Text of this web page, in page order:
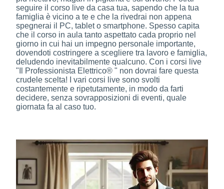
seguire il corso live da casa tua, sapendo che la tua
famiglia è vicino a te e che la rivedrai non appena
spegnerai il PC, tablet o smartphone. Spesso capita
che il corso in aula tanto aspettato cada proprio nel
giorno in cui hai un impegno personale importante,
dovendoti costringere a scegliere tra lavoro e famiglia,
deludendo inevitabilmente qualcuno. Con i corsi live
"Il Professionista Elettrico® " non dovrai fare questa
crudele scelta! I vari corsi live sono svolti
costantemente e ripetutamente, in modo da farti
decidere, senza sovrapposizioni di eventi, quale
giornata fa al caso tuo.